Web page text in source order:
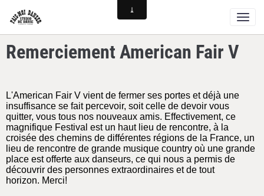
Remerciement American Fair V
L'American Fair V vient de fermer ses portes et déjà une
insuffisance se fait percevoir, soit celle de devoir vous
quitter, vous tous nos nouveaux amis. Effectivement, ce
magnifique Festival est un haut lieu de rencontre, à la
croisée des chemins de différentes régions de la France, un
lieu de rencontre de grande musique country où une grande
place est offerte aux danseurs, ce qui nous a permis de
découvrir des personnes extraordinaires et de tout
horizon. Merci!